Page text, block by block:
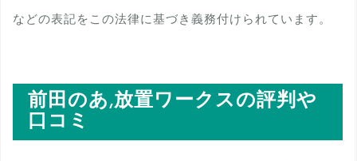
などの表記をこの法律に基づき義務付けられています。
前田のあ,放置ワークスの評判や
口コミ